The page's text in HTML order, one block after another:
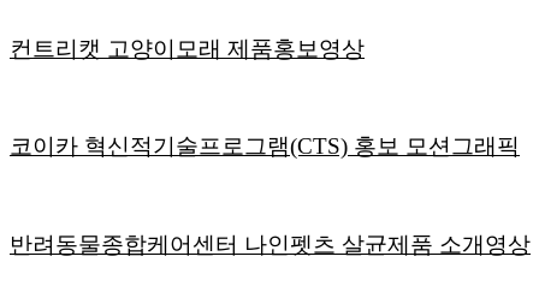
컨트리캣 고양이모래 제품홍보영상
코이카 혁신적기술프로그램(CTS) 홍보 모션그래픽
반려동물종합케어센터 나인펫츠 살균제품 소개영상